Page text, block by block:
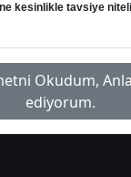
kesinlikle tavsiye
Okudum, Anladım
ediyorum.